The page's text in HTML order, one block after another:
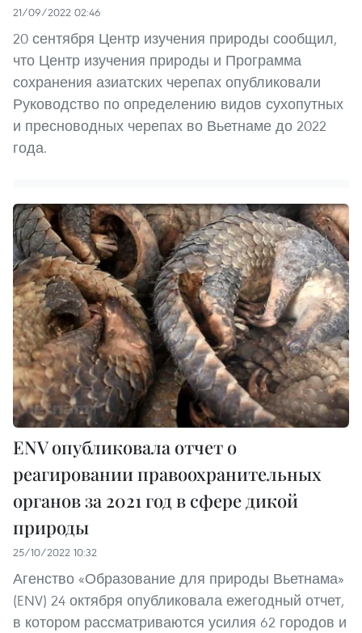
21/09/2022 02:46
20 сентября Центр изучения природы сообщил,
что Центр изучения природы и Программа
сохранения азиатских черепах опубликовали
Руководство по определению видов сухопутных
и пресноводных черепах во Вьетнаме до 2022
года.
ENV опубликовала отчет о
реагировании правоохранительных
органов за 2021 год в сфере дикой
природы
25/10/2022 10:32
Агенство «Образование для природы Вьетнама»
(ENV) 24 октября опубликовала ежегодный отчет,
в котором рассматриваются усилия 62 городов и